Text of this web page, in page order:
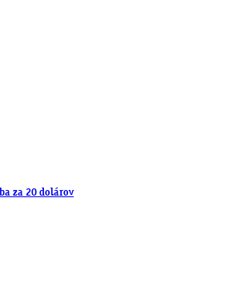
za 20 dolárov